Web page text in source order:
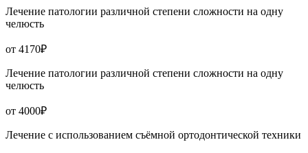
Лечение патологии различной степени сложности на одну
челюсть
от 4170₽
Лечение патологии различной степени сложности на одну
челюсть
от 4000₽
Лечение с использованием съёмной ортодонтической техники